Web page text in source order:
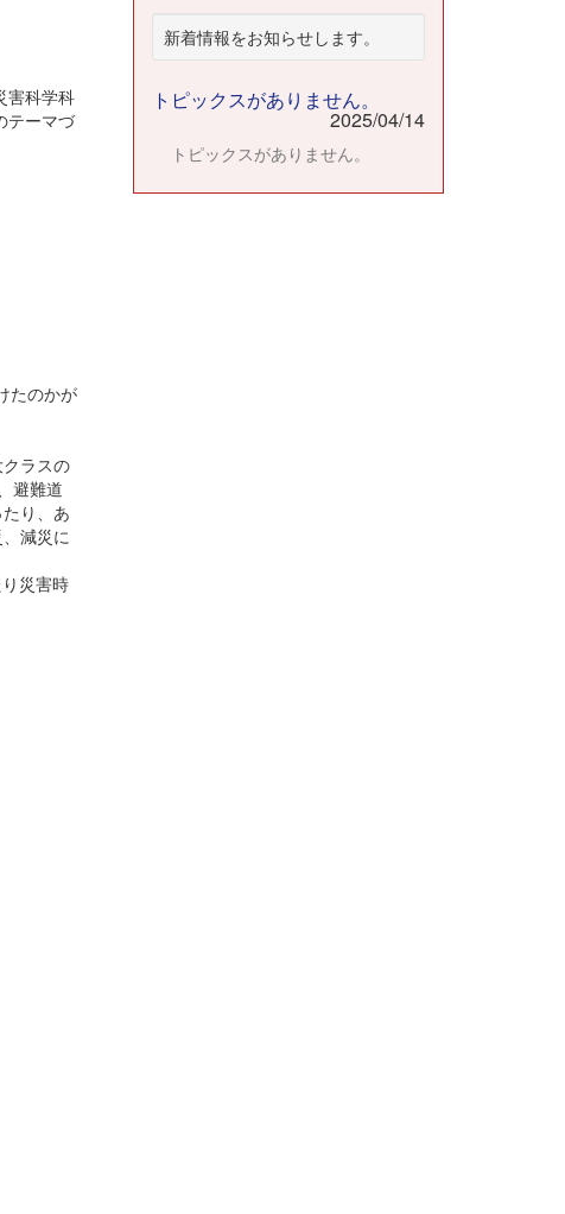
害科学科
テーマづ
たのかが
ラスの
避難道
り、あ
減災に
災害時
新着情報をお知らせします。
トピックスがありません。
2025/04/14
トピックスがありません。